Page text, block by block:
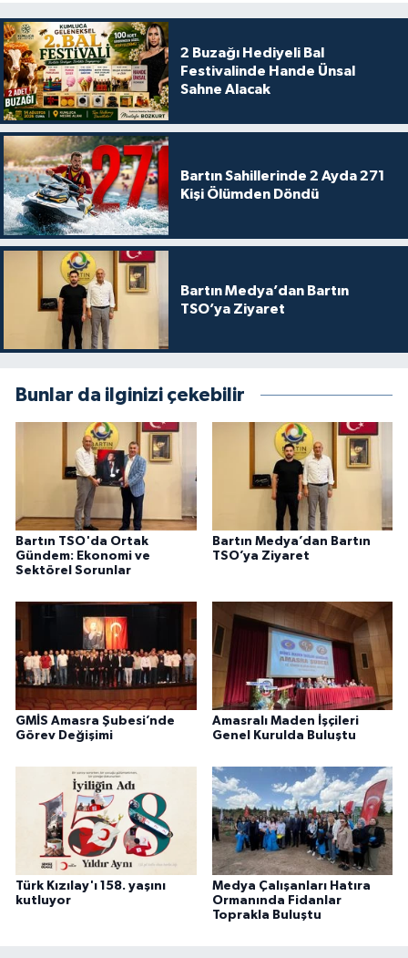
2 Buzağı Hediyeli Bal
Festivalinde Hande Ünsal
Sahne Alacak
Bartın Sahillerinde 2 Ayda 271
Kişi Ölümden Döndü
Bartın Medya’dan Bartın
TSO’ya Ziyaret
Bunlar da ilginizi çekebilir
Bartın TSO'da Ortak
Gündem: Ekonomi ve
Sektörel Sorunlar
Bartın Medya’dan Bartın
TSO’ya Ziyaret
GMİS Amasra Şubesi’nde
Görev Değişimi
Amasralı Maden İşçileri
Genel Kurulda Buluştu
Türk Kızılay'ı 158. yaşını
kutluyor
Medya Çalışanları Hatıra
Ormanında Fidanlar
Toprakla Buluştu